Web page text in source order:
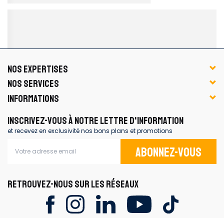
NOS EXPERTISES
NOS SERVICES
INFORMATIONS
INSCRIVEZ-VOUS À NOTRE LETTRE D'INFORMATION
et recevez en exclusivité nos bons plans et promotions
Abonnez-vous
RETROUVEZ-NOUS SUR LES RÉSEAUX